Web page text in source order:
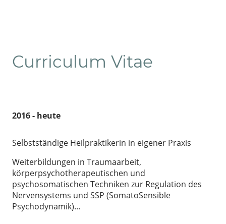
Curriculum Vitae
2016 - heute
Selbstständige Heilpraktikerin in eigener Praxis
Weiterbildungen in Traumaarbeit,
körperpsychotherapeutischen und
psychosomatischen Techniken zur Regulation des
Nervensystems und SSP (SomatoSensible
Psychodynamik)...